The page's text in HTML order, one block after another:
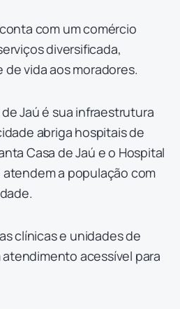
com um comércio
diversificada,
vida aos moradores.
Jaú é sua infraestrutura
abriga hospitais de
Casa de Jaú e o Hospital
atendem a população com
clínicas e unidades de
acessível para